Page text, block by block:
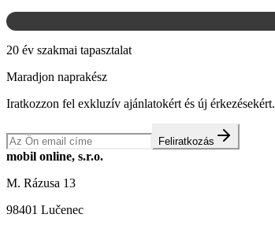
20 év szakmai tapasztalat
Maradjon naprakész
Iratkozzon fel exkluzív ajánlatokért és új érkezésekért.
Feliratkozás
mobil online, s.r.o.
M. Rázusa 13
98401 Lučenec